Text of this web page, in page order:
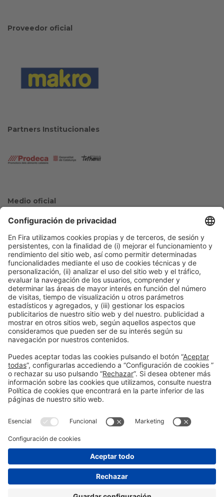
Proveedor oficial
Partners Institucionales
Medio oficial
Colaboradores